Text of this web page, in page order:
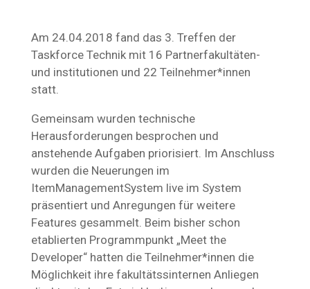
Am 24.04.2018 fand das 3. Treffen der
Taskforce Technik mit 16 Partnerfakultäten-
und institutionen und 22 Teilnehmer*innen
statt.
Gemeinsam wurden technische
Herausforderungen besprochen und
anstehende Aufgaben priorisiert. Im Anschluss
wurden die Neuerungen im
ItemManagementSystem live im System
präsentiert und Anregungen für weitere
Features gesammelt. Beim bisher schon
etablierten Programmpunkt „Meet the
Developer“ hatten die Teilnehmer*innen die
Möglichkeit ihre fakultätssinternen Anliegen